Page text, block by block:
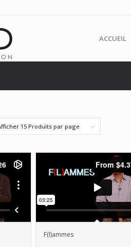
ACCUEIL
15 Produits par page
F(l)ammes